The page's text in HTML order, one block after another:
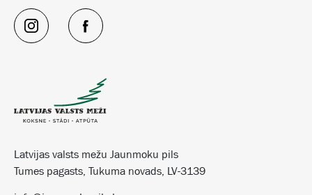
Latvijas valsts mežu Jaunmoku pils
Tumes pagasts, Tukuma novads, LV-3139